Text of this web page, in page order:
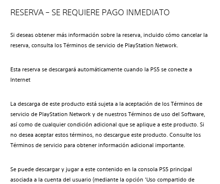
RESERVA – SE REQUIERE PAGO INMEDIATO
Si deseas obtener más información sobre la reserva, incluido cómo cancelar la
reserva, consulta los Términos de servicio de PlayStation Network.
Esta reserva se descargará automáticamente cuando la PS5 se conecte a
Internet
La descarga de este producto está sujeta a la aceptación de los Términos de
servicio de PlayStation Network y de nuestros Términos de uso del Software,
así como de cualquier condición adicional que se aplique a este producto. Si
no desea aceptar estos términos, no descargue este producto. Consulte los
Términos de servicio para obtener información adicional importante.
Se puede descargar y jugar a este contenido en la consola PS5 principal
asociada a la cuenta del usuario (mediante la opción 'Uso compartido de